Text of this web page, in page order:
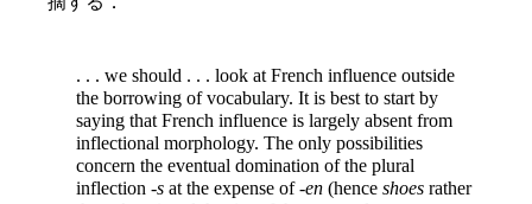
. . . we should . . . look at French influence outside
the borrowing of vocabulary. It is best to start by
saying that French influence is largely absent from
inflectional morphology. The only possibilities
concern the eventual domination of the plural
inflection -s at the expense of -en (hence shoes rather